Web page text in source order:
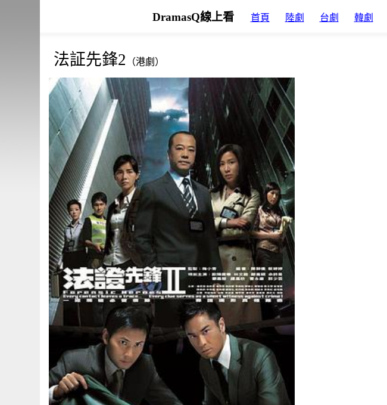
DramasQ線上看 首頁 陸劇 台劇 韓劇
法証先鋒2 （港劇）